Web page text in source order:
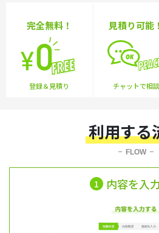
登録＆見積り
完全無料！
チャットで相談
見積り可能！
利用する
FLOW
1 内容を入